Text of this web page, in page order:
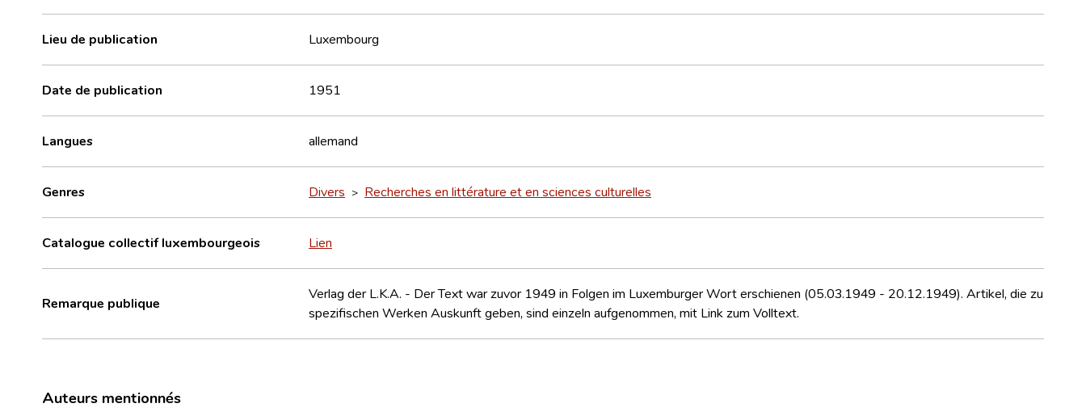
Lieu de publication Luxembourg
Date de publication 1951
Langues allemand
Genres Divers > Recherches en littérature et en sciences culturelles
Catalogue collectif luxembourgeois Lien
Remarque publique
Verlag der L.K.A. - Der Text war zuvor 1949 in Folgen im Luxemburger Wort erschienen (05.03.1949 - 20.12.1949). Artikel, die zu
spezifischen Werken Auskunft geben, sind einzeln aufgenommen, mit Link zum Volltext.
Auteurs mentionnés